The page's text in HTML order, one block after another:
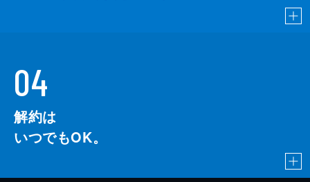
04
解約は
いつでもOK。